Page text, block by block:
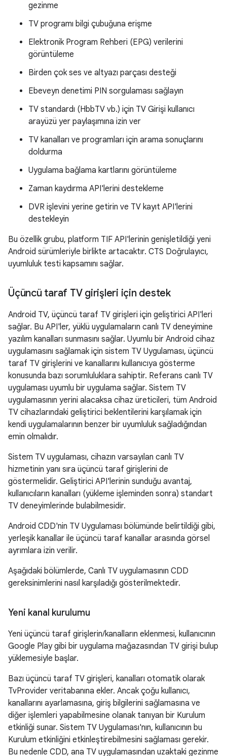
gezinme
TV programı bilgi çubuğuna erişme
Elektronik Program Rehberi (EPG) verilerini
görüntüleme
Birden çok ses ve altyazı parçası desteği
Ebeveyn denetimi PIN sorgulaması sağlayın
TV standardı (HbbTV vb.) için TV Girişi kullanıcı
arayüzü yer paylaşımına izin ver
TV kanalları ve programları için arama sonuçlarını
doldurma
Uygulama bağlama kartlarını görüntüleme
Zaman kaydırma API'lerini destekleme
DVR işlevini yerine getirin ve TV kayıt API'lerini
destekleyin
Bu özellik grubu, platform TIF API'lerinin genişletildiği yeni
Android sürümleriyle birlikte artacaktır. CTS Doğrulayıcı,
uyumluluk testi kapsamını sağlar.
Üçüncü taraf TV girişleri için destek
Android TV, üçüncü taraf TV girişleri için geliştirici API'leri
sağlar. Bu API'ler, yüklü uygulamaların canlı TV deneyimine
yazılım kanalları sunmasını sağlar. Uyumlu bir Android cihaz
uygulamasını sağlamak için sistem TV Uygulaması, üçüncü
taraf TV girişlerini ve kanallarını kullanıcıya gösterme
konusunda bazı sorumluluklara sahiptir. Referans canlı TV
uygulaması uyumlu bir uygulama sağlar. Sistem TV
uygulamasının yerini alacaksa cihaz üreticileri, tüm Android
TV cihazlarındaki geliştirici beklentilerini karşılamak için
kendi uygulamalarının benzer bir uyumluluk sağladığından
emin olmalıdır.
Sistem TV uygulaması, cihazın varsayılan canlı TV
hizmetinin yanı sıra üçüncü taraf girişlerini de
göstermelidir. Geliştirici API'lerinin sunduğu avantaj,
kullanıcıların kanalları (yükleme işleminden sonra) standart
TV deneyimlerinde bulabilmesidir.
Android CDD'nin TV Uygulaması bölümünde belirtildiği gibi,
yerleşik kanallar ile üçüncü taraf kanallar arasında görsel
ayrımlara izin verilir.
Aşağıdaki bölümlerde, Canlı TV uygulamasının CDD
gereksinimlerini nasıl karşıladığı gösterilmektedir.
Yeni kanal kurulumu
Yeni üçüncü taraf girişlerin/kanalların eklenmesi, kullanıcının
Google Play gibi bir uygulama mağazasından TV girişi bulup
yüklemesiyle başlar.
Bazı üçüncü taraf TV girişleri, kanalları otomatik olarak
TvProvider veritabanına ekler. Ancak çoğu kullanıcı,
kanallarını ayarlamasına, giriş bilgilerini sağlamasına ve
diğer işlemleri yapabilmesine olanak tanıyan bir Kurulum
etkinliği sunar. Sistem TV Uygulaması'nın, kullanıcının bu
Kurulum etkinliğini etkinleştirebilmesini sağlaması gerekir.
Bu nedenle CDD, ana TV uygulamasından uzaktaki gezinme